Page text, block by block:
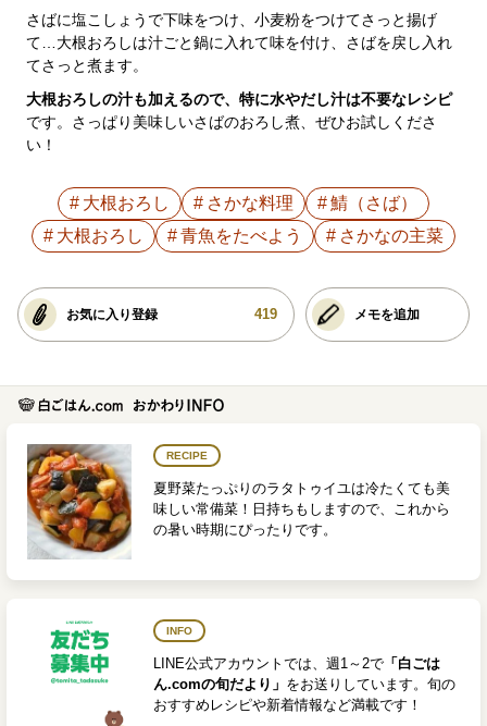
さばに塩こしょうで下味をつけ、小麦粉をつけてさっと揚げ
て…大根おろしは汁ごと鍋に入れて味を付け、さばを戻し入れ
てさっと煮ます。
大根おろしの汁も加えるので、特に水やだし汁は不要なレシピ
です。さっぱり美味しいさばのおろし煮、ぜひお試しくださ
い！
大根おろし さかな料理
鯖（さば）
大根おろし
青魚をたべよう さかなの主菜
お気に入り登録 419 メモを追加
RECIPE
夏野菜たっぷりのラタトゥイユは冷たくても美
味しい常備菜！日持ちもしますので、これから
の暑い時期にぴったりです。
INFO
LINE公式アカウントでは、週1～2で 「白ごは
ん.comの旬だより」 をお送りしています。旬の
おすすめレシピや新着情報など満載です！